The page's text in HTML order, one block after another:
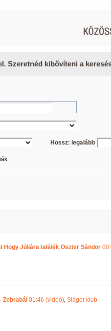
Szeretnéd kibővíteni a
Hossz: legalább
Hogy Júliára találék Oszter Sándor
Zebrabál 01:46 (videó), Sláger klub